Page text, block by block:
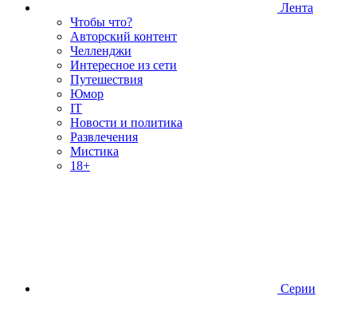
Лента
Чтобы что?
Авторский контент
Челленджи
Интересное из сети
Путешествия
Юмор
IT
Новости и политика
Развлечения
Мистика
18+
Серии